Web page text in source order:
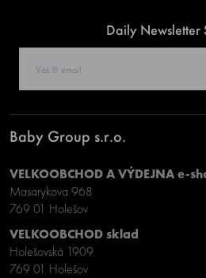
Daily Newsletter
Baby Group s.r.o.
VELKOOBCHOD A VÝDEJNA e-
Masarykova 968
769 01 Holešov
VELKOOBCHOD sklad
Holešovská 1909
769 01 Holešov